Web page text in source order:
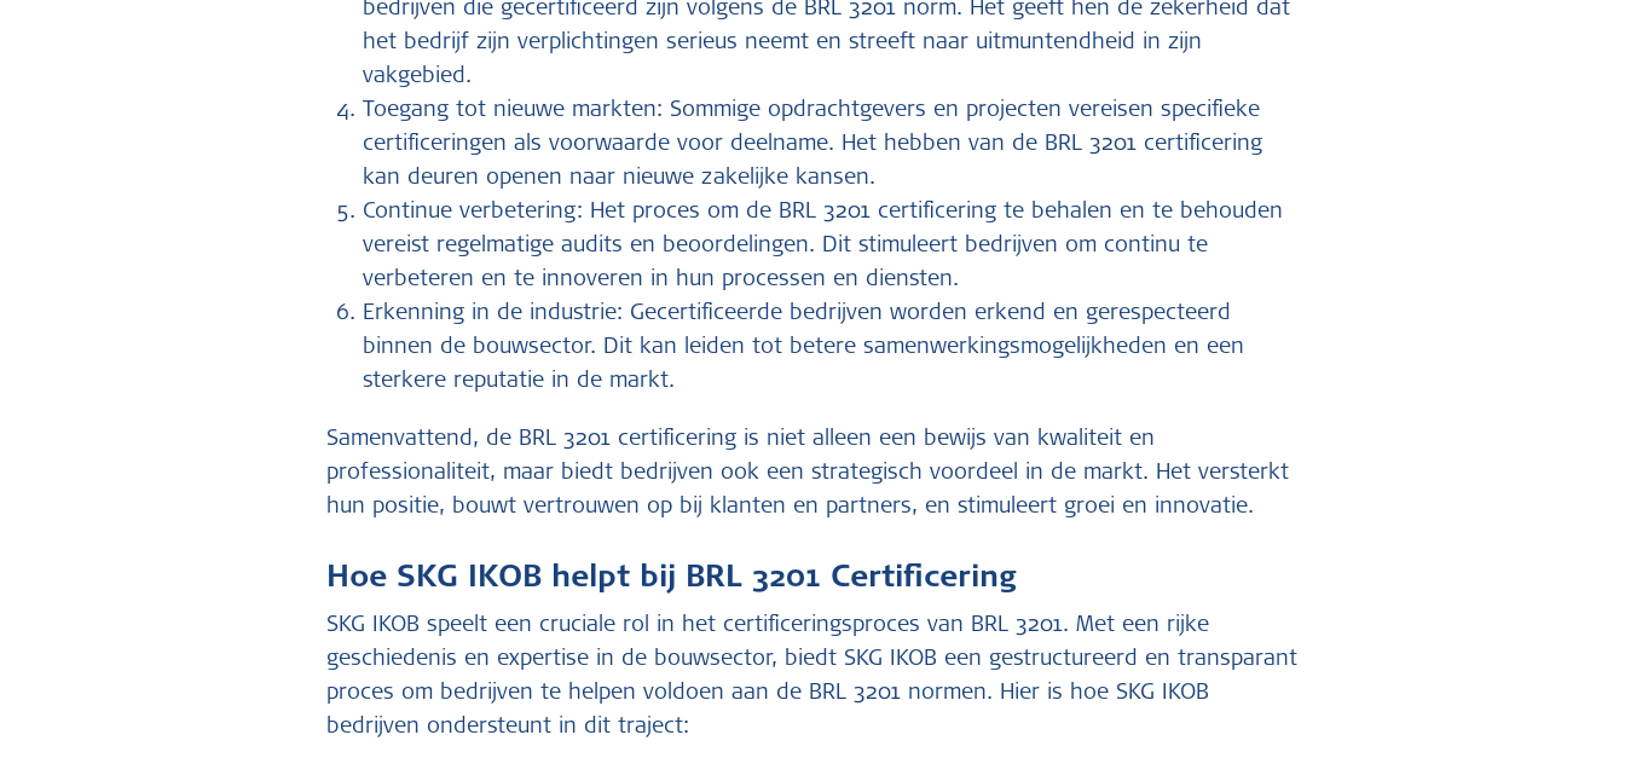
bedrijven die gecertificeerd zijn volgens de BRL 3201 norm. Het geeft hen de zekerheid dat
het bedrijf zijn verplichtingen serieus neemt en streeft naar uitmuntendheid in zijn
vakgebied.
Toegang tot nieuwe markten: Sommige opdrachtgevers en projecten vereisen specifieke
certificeringen als voorwaarde voor deelname. Het hebben van de BRL 3201 certificering
kan deuren openen naar nieuwe zakelijke kansen.
Continue verbetering: Het proces om de BRL 3201 certificering te behalen en te behouden
vereist regelmatige audits en beoordelingen. Dit stimuleert bedrijven om continu te
verbeteren en te innoveren in hun processen en diensten.
Erkenning in de industrie: Gecertificeerde bedrijven worden erkend en gerespecteerd
binnen de bouwsector. Dit kan leiden tot betere samenwerkingsmogelijkheden en een
sterkere reputatie in de markt.
Samenvattend, de BRL 3201 certificering is niet alleen een bewijs van kwaliteit en
professionaliteit, maar biedt bedrijven ook een strategisch voordeel in de markt. Het versterkt
hun positie, bouwt vertrouwen op bij klanten en partners, en stimuleert groei en innovatie.
Hoe SKG IKOB helpt bij BRL 3201 Certificering
SKG IKOB speelt een cruciale rol in het certificeringsproces van BRL 3201. Met een rijke
geschiedenis en expertise in de bouwsector, biedt SKG IKOB een gestructureerd en transparant
proces om bedrijven te helpen voldoen aan de BRL 3201 normen. Hier is hoe SKG IKOB
bedrijven ondersteunt in dit traject: